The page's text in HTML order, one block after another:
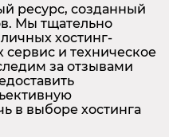
ресурс, созданный
Мы тщательно
хостинг-
и техническое
за отзывами
в выборе хостинга